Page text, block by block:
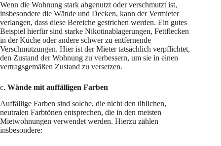
Wenn die Wohnung stark abgenutzt oder verschmutzt ist,
insbesondere die Wände und Decken, kann der Vermieter
verlangen, dass diese Bereiche gestrichen werden. Ein gutes
Beispiel hierfür sind starke Nikotinablagerungen, Fettflecken
in der Küche oder andere schwer zu entfernende
Verschmutzungen. Hier ist der Mieter tatsächlich verpflichtet,
den Zustand der Wohnung zu verbessern, um sie in einen
vertragsgemäßen Zustand zu versetzen.
c. Wände mit auffälligen Farben
Auffällige Farben sind solche, die nicht den üblichen,
neutralen Farbtönen entsprechen, die in den meisten
Mietwohnungen verwendet werden. Hierzu zählen
insbesondere: